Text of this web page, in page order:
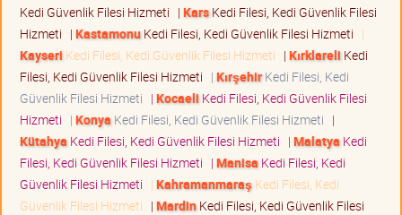
Kedi Güvenlik Filesi Hizmeti | KarsKedi Filesi, Kedi Güvenlik Filesi
Hizmeti | KastamonuKedi Filesi, Kedi Güvenlik Filesi Hizmeti |
Kayseri Kedi Filesi, Kedi Güvenlik Filesi Hizmeti | Kırklareli Kedi
Filesi, Kedi Güvenlik Filesi Hizmeti | KırşehirKedi Filesi, Kedi
Güvenlik Filesi Hizmeti | Kocaeli Kedi Filesi, Kedi Güvenlik Filesi
Hizmeti | Konya Kedi Filesi, Kedi Güvenlik Filesi Hizmeti |
Kütahya Kedi Filesi, Kedi Güvenlik Filesi Hizmeti | Malatya Kedi
Filesi, Kedi Güvenlik Filesi Hizmeti | Manisa Kedi Filesi, Kedi
Güvenlik Filesi Hizmeti | Kahramanmaraş Kedi Filesi, Kedi
Güvenlik Filesi Hizmeti | MardinKedi Filesi, Kedi Güvenlik Filesi